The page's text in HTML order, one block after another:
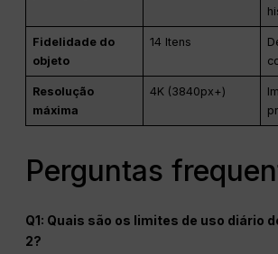
Fidelidade do
objeto
14 Itens
Resolução
máxima
4K (3840px+)
Perguntas
Q1: Quais são os limites de uso diário
2?